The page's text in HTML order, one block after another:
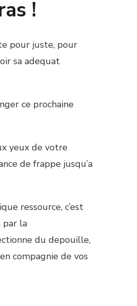
!
pour juste, pour
sa adequat
ce prochaine
yeux de votre
de frappe jusqu’a
ressource, c’est
par la
du depouille,
compagnie de vos